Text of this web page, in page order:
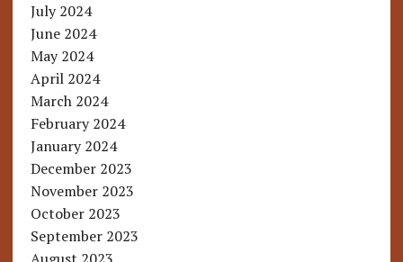
July 2024
June 2024
May 2024
April 2024
March 2024
February 2024
January 2024
December 2023
November 2023
October 2023
September 2023